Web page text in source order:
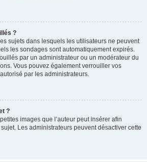
?
sujets dans lesquels les utilisateurs ne peuvent
les sondages sont automatiquement expirés.
par un administrateur ou un modérateur du
Vous pouvez également verrouiller vos
par les administrateurs.
?
images que l’auteur peut insérer afin
Les administrateurs peuvent désactiver cette